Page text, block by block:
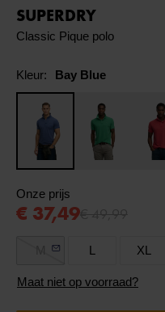
SUPERDRY
Classic Pique polo
Kleur: Bay Blue
Onze prijs
€ 37,49
L XL
Maat niet op voorraad?